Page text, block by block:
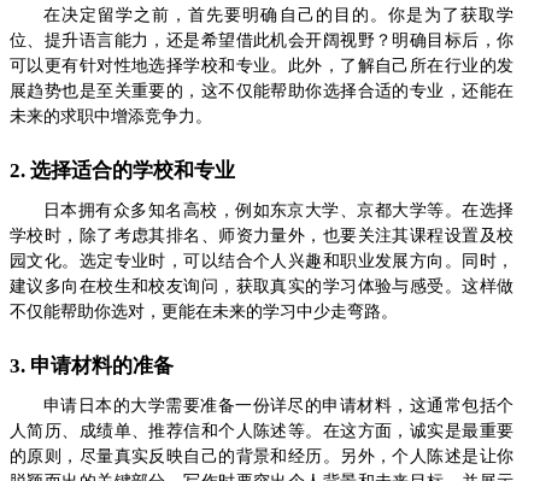
在决定留学之前，首先要明确自己的目的。你是为了获取学
位、提升语言能力，还是希望借此机会开阔视野？明确目标后，你
可以更有针对性地选择学校和专业。此外，了解自己所在行业的发
展趋势也是至关重要的，这不仅能帮助你选择合适的专业，还能在
未来的求职中增添竞争力。
2. 选择适合的学校和专业
日本拥有众多知名高校，例如东京大学、京都大学等。在选择
学校时，除了考虑其排名、师资力量外，也要关注其课程设置及校
园文化。选定专业时，可以结合个人兴趣和职业发展方向。同时，
建议多向在校生和校友询问，获取真实的学习体验与感受。这样做
不仅能帮助你选对，更能在未来的学习中少走弯路。
3. 申请材料的准备
申请日本的大学需要准备一份详尽的申请材料，这通常包括个
人简历、成绩单、推荐信和个人陈述等。在这方面，诚实是最重要
的原则，尽量真实反映自己的背景和经历。另外，个人陈述是让你